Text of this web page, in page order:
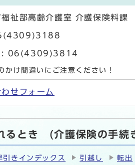
祉部高齢介護室 介護保険料課
: 06(4309)3814
かけ間違いにご注意ください！
せフォーム
るとき (介護保険の手続
引きインデックス 引越し 転出